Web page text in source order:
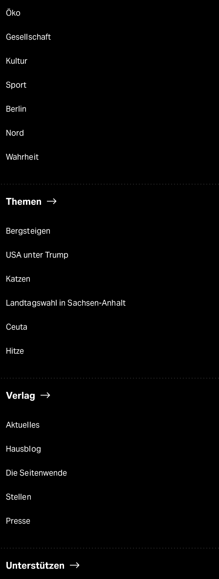
Öko
Gesellschaft
Kultur
Sport
Berlin
Nord
Wahrheit
Themen
Bergsteigen
USA unter Trump
Katzen
Landtagswahl in Sachsen-Anhalt
Ceuta
Hitze
Verlag
Aktuelles
Hausblog
Die Seitenwende
Stellen
Presse
Unterstützen